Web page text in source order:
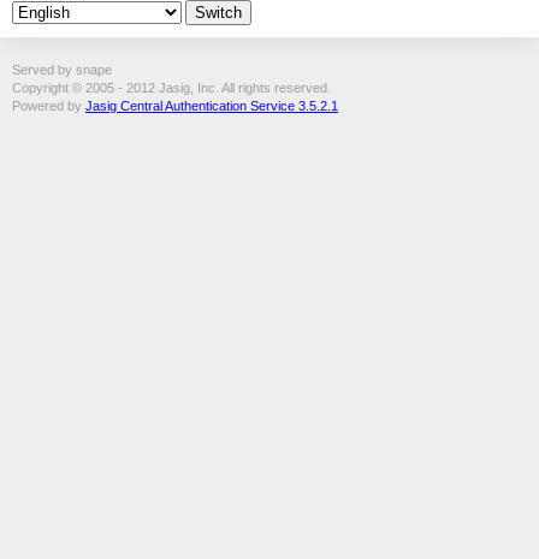
Served by snape
Copyright © 2005 - 2012 Jasig, Inc. All rights reserved.
Powered by Jasig Central Authentication Service 3.5.2.1